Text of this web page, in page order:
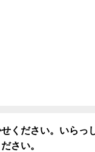
ください。いらっ
さい。